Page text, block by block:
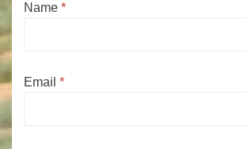
Name *
Email *